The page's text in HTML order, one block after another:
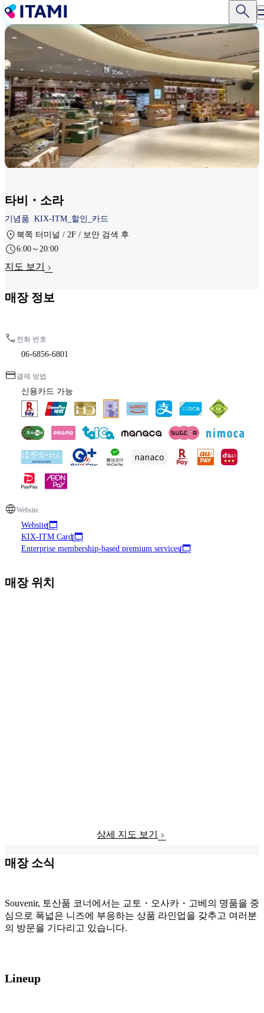
주
요
콘
츠
로
건
너
뛰
기
타비・소라
기념품 KIX-ITM_할인_카드
북쪽 터미널 / 2F / 보안 검색 후
6:00～20:00
지도 보기
매장 정보
전화 번호
06-6856-6801
결제 방법
신용카드 가능
Website
Website
KIX-ITM Card
Enterprise membership-based premium services
매장 위치
상세 지도 보기
매장 소식
Souvenir, 토산품 코너에서는 교토・오사카・고베의 명품을 중
심으로 폭넓은 니즈에 부응하는 상품 라인업을 갖추고 여러분
의 방문을 기다리고 있습니다.
Lineup